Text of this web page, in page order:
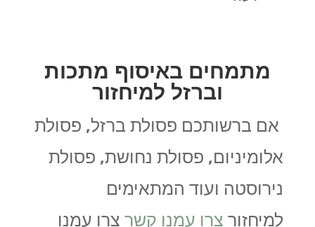
מתמחים באיסוף מתכות
וברזל למיחזור
אם ברשותכם פסולת ברזל, פסולת
אלומיניום, פסולת נחושת, פסולת
נירוסטה ועוד המתאימים
למיחזור צרו עמנו קשרצרו עמנו